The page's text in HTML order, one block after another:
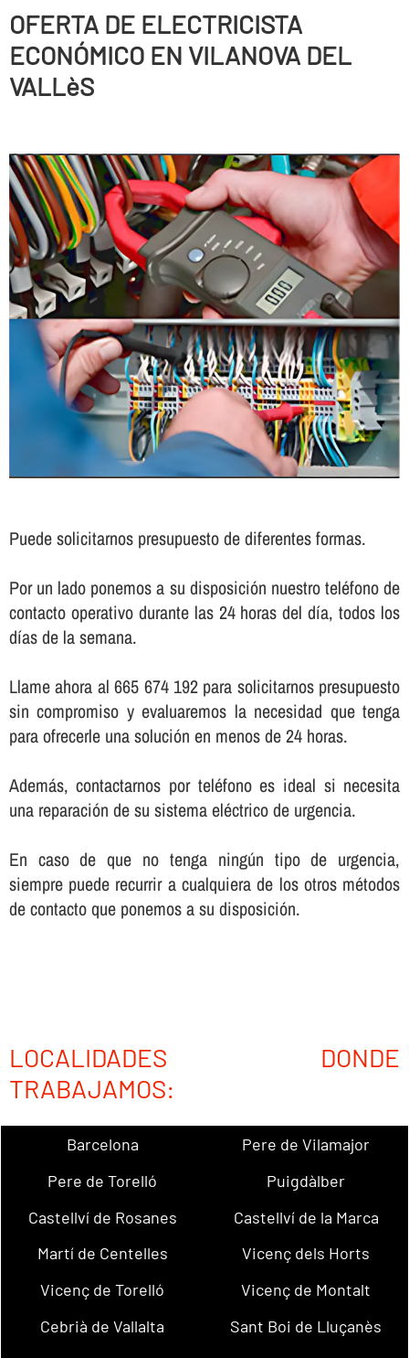
OFERTA DE ELECTRICISTA
ECONÓMICO EN VILANOVA DEL
VALLèS
Puede solicitarnos presupuesto de diferentes formas.
Por un lado ponemos a su disposición nuestro teléfono de
contacto operativo durante las 24 horas del dí­a, todos los
dí­as de la semana.
Llame ahora al 665 674 192 para solicitarnos presupuesto
sin compromiso y evaluaremos la necesidad que tenga
para ofrecerle una solución en menos de 24 horas.
Además, contactarnos por teléfono es ideal si necesita
una reparación de su sistema eléctrico de urgencia.
En caso de que no tenga ningún tipo de urgencia,
siempre puede recurrir a cualquiera de los otros métodos
de contacto que ponemos a su disposición.
LOCALIDADES DONDE
TRABAJAMOS:
Barcelona
Pere de Vilamajor
Pere de Torelló
Puigdàlber
Castellví de Rosanes
Castellví de la Marca
Martí de Centelles
Vicenç dels Horts
Vicenç de Torelló
Vicenç de Montalt
Cebrià de Vallalta
Sant Boi de Lluçanès